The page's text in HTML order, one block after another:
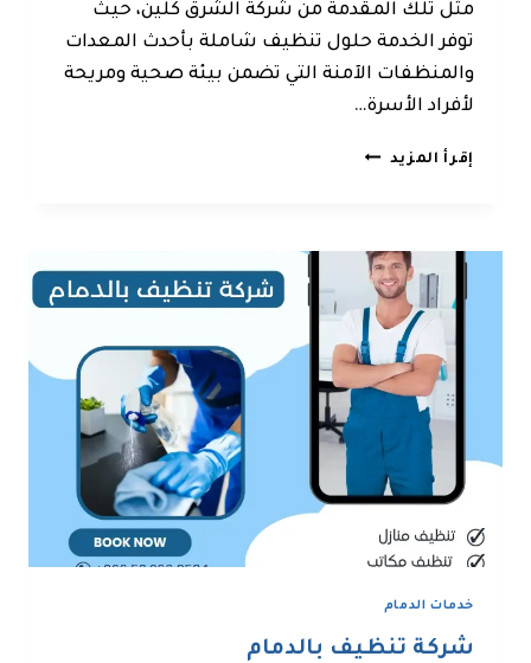
مثل تلك المقدمة من شركة الشرق كلين، حيث
توفر الخدمة حلول تنظيف شاملة بأحدث المعدات
والمنظفات الآمنة التي تضمن بيئة صحية ومريحة
لأفراد الأسرة…
إقرأ المزيد شركة
خدمات الدمام
شركة تنظيف بالدمام